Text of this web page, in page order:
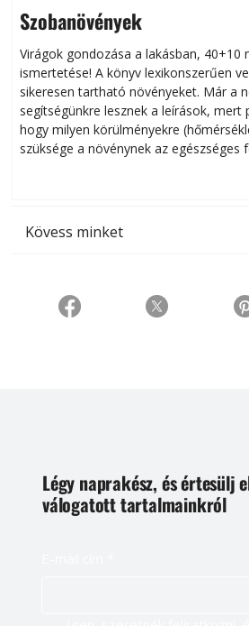
Szobanövények
Virágok gondozása a lakásban, 40+10
ismertetése! A könyv lexikonszerűen
sikeresen tart­ha­tó növényeket. Már a
segítségünkre lesznek a leírások,
hogy milyen körülményekre
szüksége a növénynek az egészséges
Kövess minket
Légy naprakész, és értesülj
válogatott tartalmainkról